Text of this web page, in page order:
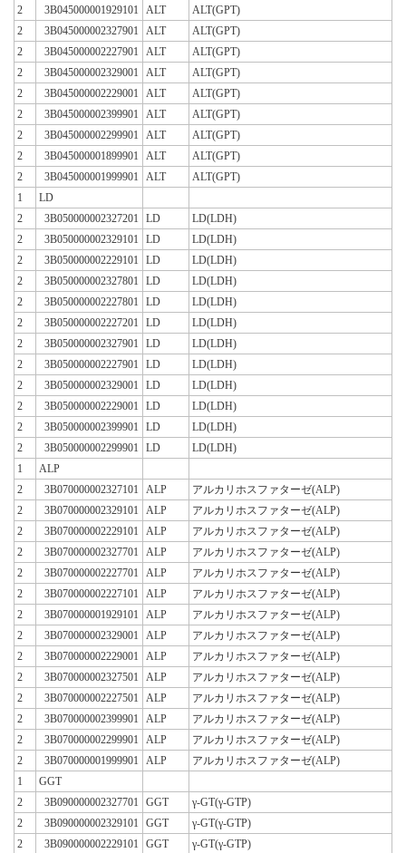
2 3B045000001929101 ALT
ALT(GPT)
2
3B045000002327901 ALT
ALT(GPT)
2
3B045000002227901 ALT
ALT(GPT)
2
3B045000002329001 ALT
ALT(GPT)
2
3B045000002229001 ALT
ALT(GPT)
2
3B045000002399901 ALT
ALT(GPT)
2
3B045000002299901 ALT
ALT(GPT)
2
3B045000001899901 ALT
ALT(GPT)
2
3B045000001999901 ALT
ALT(GPT)
1
LD
2
3B050000002327201 LD
LD(LDH)
2
3B050000002329101 LD
LD(LDH)
2
3B050000002229101 LD
LD(LDH)
2
3B050000002327801 LD
LD(LDH)
2
3B050000002227801 LD
LD(LDH)
2
3B050000002227201 LD
LD(LDH)
2
3B050000002327901 LD
LD(LDH)
2
3B050000002227901 LD
LD(LDH)
2
3B050000002329001 LD
LD(LDH)
2
3B050000002229001 LD
LD(LDH)
2
3B050000002399901 LD
LD(LDH)
2
3B050000002299901 LD
LD(LDH)
1
ALP
2
3B070000002327101 ALP
アルカリホスファターゼ(ALP)
2
3B070000002329101 ALP
アルカリホスファターゼ(ALP)
2
3B070000002229101 ALP
アルカリホスファターゼ(ALP)
2
3B070000002327701 ALP
アルカリホスファターゼ(ALP)
2
3B070000002227701 ALP
アルカリホスファターゼ(ALP)
2
3B070000002227101 ALP
アルカリホスファターゼ(ALP)
2
3B070000001929101 ALP
アルカリホスファターゼ(ALP)
2
3B070000002329001 ALP
アルカリホスファターゼ(ALP)
2
3B070000002229001 ALP
アルカリホスファターゼ(ALP)
2
3B070000002327501 ALP
アルカリホスファターゼ(ALP)
2
3B070000002227501 ALP
アルカリホスファターゼ(ALP)
2
3B070000002399901 ALP
アルカリホスファターゼ(ALP)
2
3B070000002299901 ALP
アルカリホスファターゼ(ALP)
2
3B070000001999901 ALP
アルカリホスファターゼ(ALP)
1
GGT
2
3B090000002327701 GGT
γ-GT(γ-GTP)
2
3B090000002329101 GGT
γ-GT(γ-GTP)
2
3B090000002229101 GGT
γ-GT(γ-GTP)